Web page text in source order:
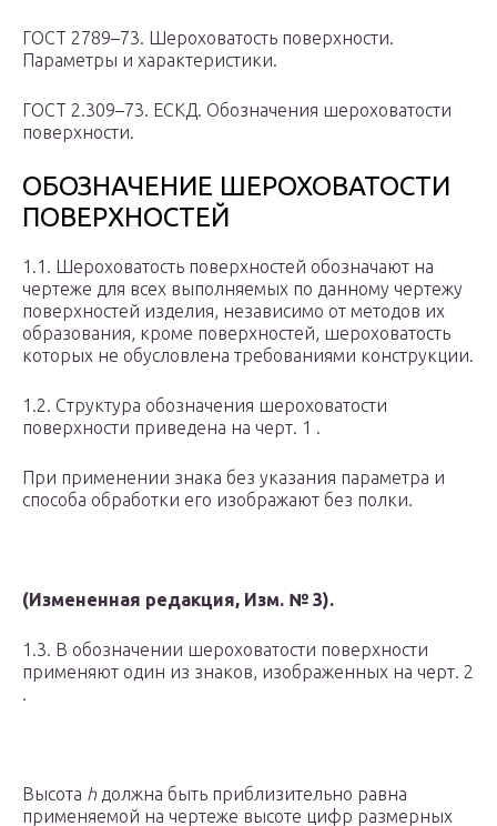
ГОСТ 2789–73. Шероховатость поверхности.
Параметры и характеристики.
ГОСТ 2.309–73. ЕСКД. Обозначения шероховатости
поверхности.
ОБОЗНАЧЕНИЕ ШЕРОХОВАТОСТИ
ПОВЕРХНОСТЕЙ
1.1. Шероховатость поверхностей обозначают на
чертеже для всех выполняемых по данному чертежу
поверхностей изделия, независимо от методов их
образования, кроме поверхностей, шероховатость
которых не обусловлена требованиями конструкции.
1.2. Структура обозначения шероховатости
поверхности приведена на черт. 1 .
При применении знака без указания параметра и
способа обработки его изображают без полки.
(Измененная редакция, Изм. № 3).
1.3. В обозначении шероховатости поверхности
применяют один из знаков, изображенных на черт. 2
.
Высота hдолжна быть приблизительно равна
применяемой на чертеже высоте цифр размерных